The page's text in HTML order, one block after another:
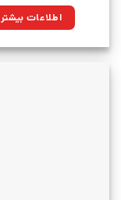
اطلاعات بیشتر